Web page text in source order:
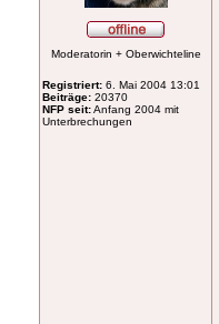
Moderatorin + Oberwichteline
Registriert: 6. Mai 2004 13:01
Beiträge: 20370
NFP seit:Anfang 2004 mit
Unterbrechungen